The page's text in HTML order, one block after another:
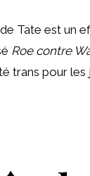
Tate est un
Roe contre
trans pour